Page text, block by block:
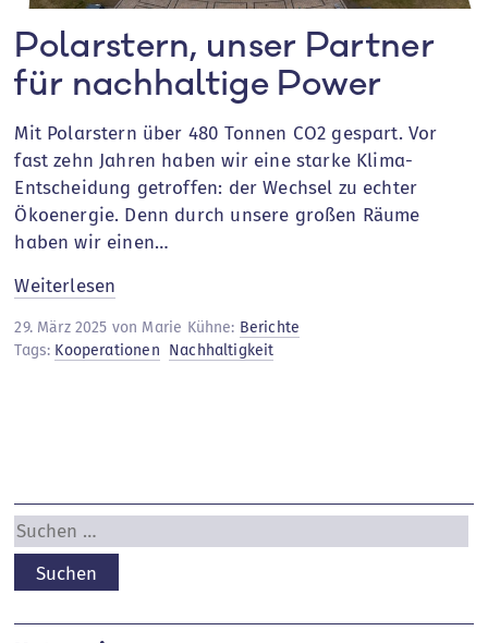
Polarstern, unser Partner
für nachhaltige Power
Mit Polarstern über 480 Tonnen CO2 gespart. Vor
fast zehn Jahren haben wir eine starke Klima-
Entscheidung getroffen: der Wechsel zu echter
Ökoenergie. Denn durch unsere großen Räume
haben wir einen…
Weiterlesen
unser
Partner
29. März 2025 von Marie Kühne: Berichte
Tags: Kooperationen Nachhaltigkeit
Suchen
nach: